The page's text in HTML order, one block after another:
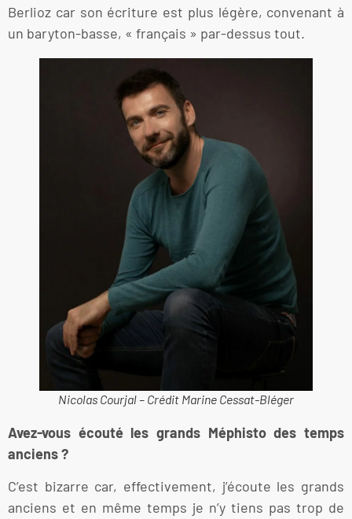
Berlioz car son écriture est plus légère, convenant à
un baryton-basse, « français » par-dessus tout.
Nicolas Courjal – Crédit Marine Cessat-Bléger
Avez-vous écouté les grands Méphisto des temps
anciens ?
C’est bizarre car, effectivement, j’écoute les grands
anciens et en même temps je n’y tiens pas trop de